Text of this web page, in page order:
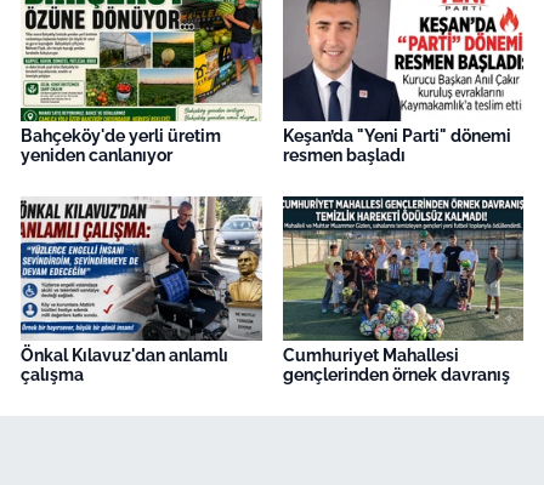
Bahçeköy'de yerli üretim
yeniden canlanıyor
Keşan’da "Yeni Parti" dönemi
resmen başladı
Önkal Kılavuz'dan anlamlı
çalışma
Cumhuriyet Mahallesi
gençlerinden örnek davranış